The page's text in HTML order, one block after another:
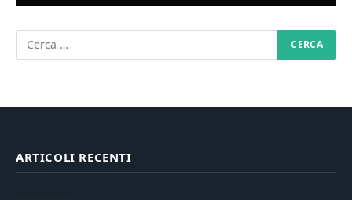
ARTICOLI RECENTI